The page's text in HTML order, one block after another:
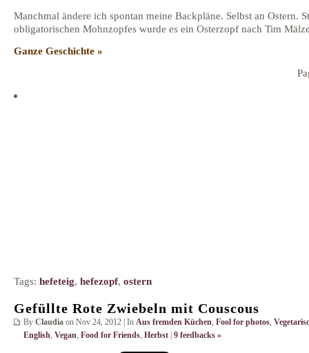
Manchmal ändere ich spontan meine Backpläne. Selbst an Ostern.
obligatorischen Mohnzopfes wurde es ein Osterzopf nach Tim
Ganze Geschichte »
Tags: hefeteig, hefezopf, ostern
Gefüllte Rote Zwiebeln mit Couscous
By Claudia on Nov 24, 2012 | In Aus fremden Küchen Fool for photos
English Vegan Food for Friends Herbst | 9 feedbacks »